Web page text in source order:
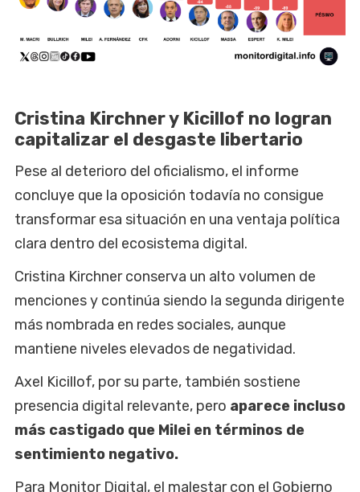
Cristina Kirchner y Kicillof no logran
capitalizar el desgaste libertario
Pese al deterioro del oficialismo, el informe
concluye que la oposición todavía no consigue
transformar esa situación en una ventaja política
clara dentro del ecosistema digital.
Cristina Kirchner conserva un alto volumen de
menciones y continúa siendo la segunda dirigente
más nombrada en redes sociales, aunque
mantiene niveles elevados de negatividad.
Axel Kicillof, por su parte, también sostiene
presencia digital relevante, pero aparece incluso
más castigado que Milei en términos de
sentimiento negativo.
Para Monitor Digital, el malestar con el Gobierno